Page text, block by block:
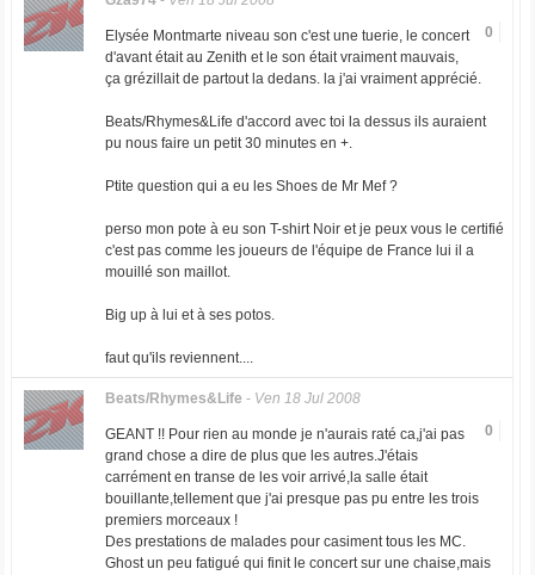
0
Elysée Montmarte niveau son c'est une tuerie, le concert
d'avant était au Zenith et le son était vraiment mauvais,
ça grézillait de partout la dedans. la j'ai vraiment apprécié.
Beats/Rhymes&Life d'accord avec toi la dessus ils auraient
pu nous faire un petit 30 minutes en +.
Ptite question qui a eu les Shoes de Mr Mef ?
perso mon pote à eu son T-shirt Noir et je peux vous le certifié
c'est pas comme les joueurs de l'équipe de France lui il a
mouillé son maillot.
Big up à lui et à ses potos.
faut qu'ils reviennent....
Beats/Rhymes&Life - Ven 18 Jul 2008
0
GEANT !! Pour rien au monde je n'aurais raté ca,j'ai pas
grand chose a dire de plus que les autres.J'étais
carrément en transe de les voir arrivé,la salle était
bouillante,tellement que j'ai presque pas pu entre les trois
premiers morceaux !
Des prestations de malades pour casiment tous les MC.
Ghost un peu fatigué qui finit le concert sur une chaise,mais